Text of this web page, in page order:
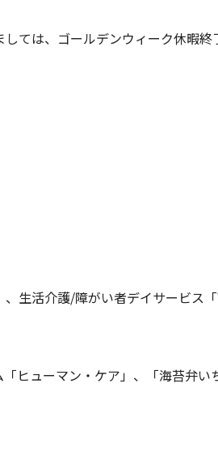
ては、ゴールデンウィーク休暇終
生活介護/障がい者デイサービス
ヒューマン・ケア」、「海苔弁い